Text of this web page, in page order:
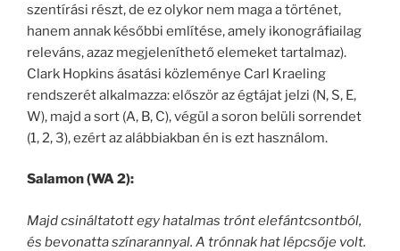
szentírási részt, de ez olykor nem maga a történet,
hanem annak későbbi említése, amely ikonográfiailag
releváns, azaz megjeleníthető elemeket tartalmaz).
Clark Hopkins ásatási közleménye Carl Kraeling
rendszerét alkalmazza: először az égtájat jelzi (N, S, E,
W), majd a sort (A, B, C), végül a soron belüli sorrendet
(1, 2, 3), ezért az alábbiakban én is ezt használom.
Salamon (WA 2):
Majd csináltatott egy hatalmas trónt elefántcsontból,
és bevonatta színarannyal. A trónnak hat lépcsője volt.